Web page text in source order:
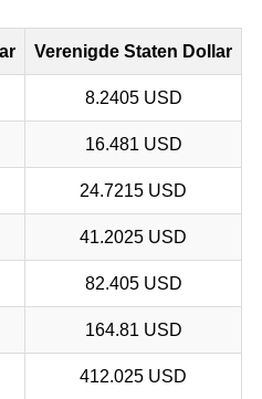
Verenigde Staten Dollar
8.2405 USD
16.481 USD
24.7215 USD
41.2025 USD
82.405 USD
164.81 USD
412.025 USD